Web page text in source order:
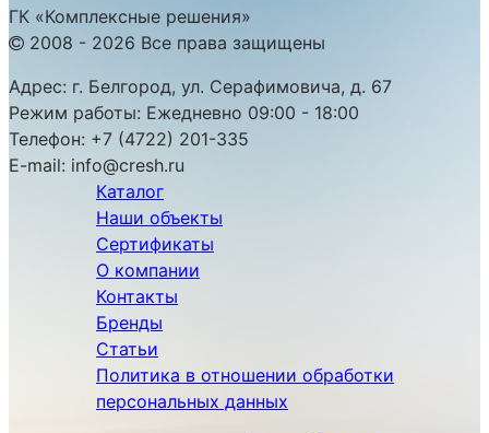
ГК «Комплексные решения»
2008 - 2026 Все права защищены
Адрес: г. Белгород, ул. Серафимовича, д. 67
Режим работы: Ежедневно 09:00 - 18:00
Телефон: +7 (4722) 201-335
E-mail: info@cresh.ru
Каталог
Наши объекты
Сертификаты
О компании
Контакты
Бренды
Статьи
Политика в отношении обработки
персональных данных